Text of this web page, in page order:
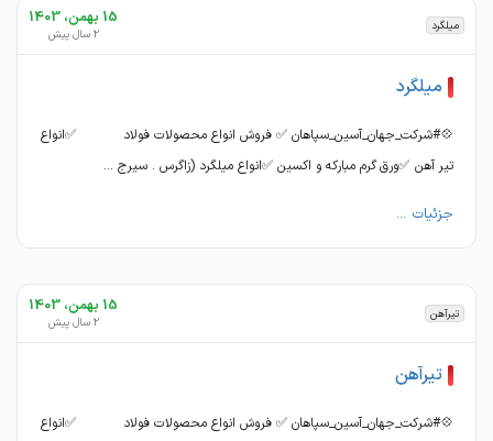
میلگرد 15 بهمن، 1403
2 سال پیش
میلگرد
💠#شرکت_جهان_آسین_سپاهان ✅ فروش انواع محصولات فولاد ✅انواع
تیر آهن ✅ورق گرم مبارکه و اکسین ✅انواع میلگرد (زاگرس . سیرج ...
جزئیات ...
تیرآهن 15 بهمن، 1403
2 سال پیش
تیرآهن
💠#شرکت_جهان_آسین_سپاهان ✅ فروش انواع محصولات فولاد ✅انواع